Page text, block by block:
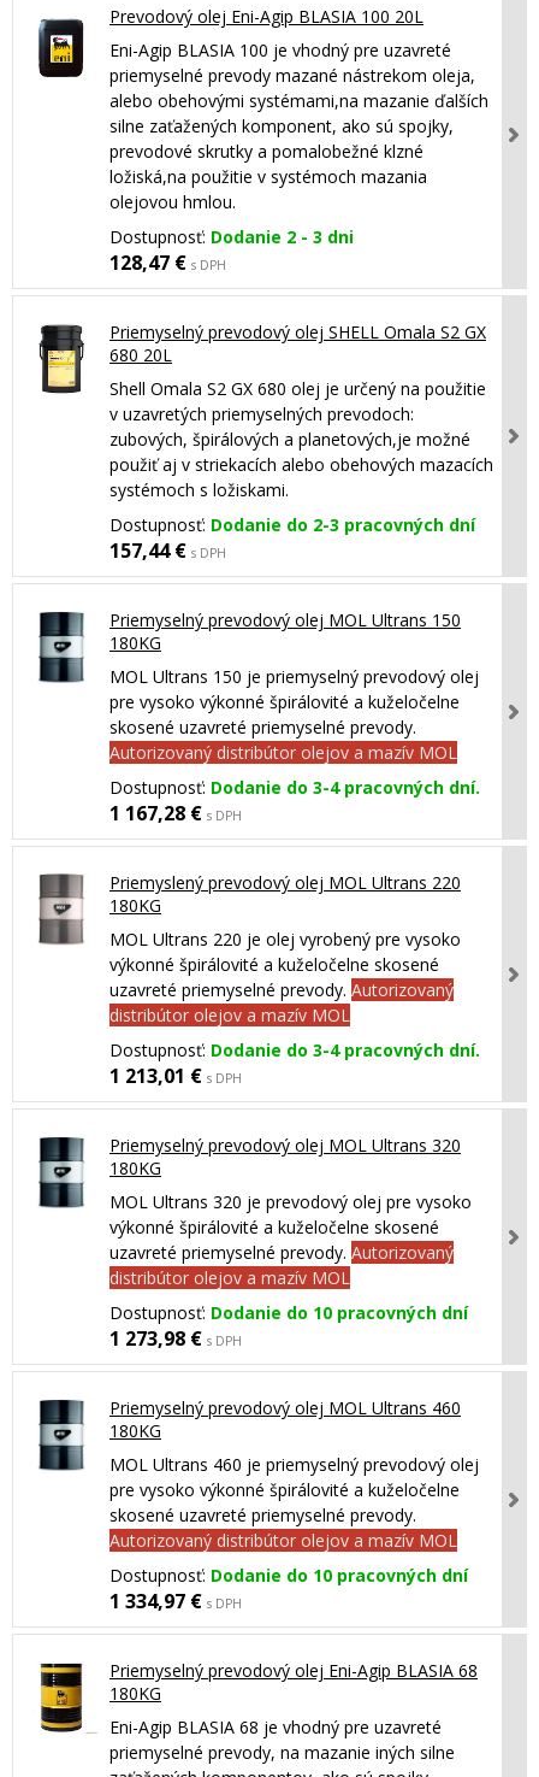
Prevodový olej Eni-Agip BLASIA 100 20L
Eni-Agip BLASIA 100 je vhodný pre uzavreté
priemyselné prevody mazané nástrekom oleja,
alebo obehovými systémami,na mazanie ďalších
silne zaťažených komponent, ako sú spojky,
prevodové skrutky a pomalobežné klzné
ložiská,na použitie v systémoch mazania
olejovou hmlou.
Dostupnosť: Dodanie 2 - 3 dni
128,47 € s DPH
Priemyselný prevodový olej SHELL Omala S2 GX
680 20L
Shell Omala S2 GX 680 olej je určený na použitie
v uzavretých priemyselných prevodoch:
zubových, špirálových a planetových,je možné
použiť aj v striekacích alebo obehových mazacích
systémoch s ložiskami.
Dostupnosť: Dodanie do 2-3 pracovných dní
157,44 € s DPH
Priemyselný prevodový olej MOL Ultrans 150
180KG
MOL Ultrans 150 je priemyselný prevodový olej
pre vysoko výkonné špirálovité a kuželočelne
skosené uzavreté priemyselné prevody.
Autorizovaný distribútor olejov a mazív MOL
Dostupnosť: Dodanie do 3-4 pracovných dní.
1 167,28 € s DPH
Priemyslený prevodový olej MOL Ultrans 220
180KG
MOL Ultrans 220 je olej vyrobený pre vysoko
výkonné špirálovité a kuželočelne skosené
uzavreté priemyselné prevody. Autorizovaný
distribútor olejov a mazív MOL
Dostupnosť: Dodanie do 3-4 pracovných dní.
1 213,01 € s DPH
Priemyselný prevodový olej MOL Ultrans 320
180KG
MOL Ultrans 320 je prevodový olej pre vysoko
výkonné špirálovité a kuželočelne skosené
uzavreté priemyselné prevody. Autorizovaný
distribútor olejov a mazív MOL
Dostupnosť: Dodanie do 10 pracovných dní
1 273,98 € s DPH
Priemyselný prevodový olej MOL Ultrans 460
180KG
MOL Ultrans 460 je priemyselný prevodový olej
pre vysoko výkonné špirálovité a kuželočelne
skosené uzavreté priemyselné prevody.
Autorizovaný distribútor olejov a mazív MOL
Dostupnosť: Dodanie do 10 pracovných dní
1 334,97 € s DPH
Priemyselný prevodový olej Eni-Agip BLASIA 68
180KG
Eni-Agip BLASIA 68 je vhodný pre uzavreté
priemyselné prevody, na mazanie iných silne